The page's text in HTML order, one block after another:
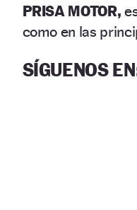
PRISA MOTOR,
como en las
SÍGUENOS EN